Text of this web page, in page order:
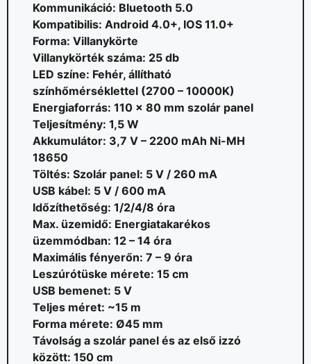
Kommunikáció: Bluetooth 5.0
Kompatibilis: Android 4.0+, IOS 11.0+
Forma: Villanykörte
Villanykörték száma: 25 db
LED színe: Fehér, állítható
színhőmérséklettel (2700 – 10000K)
Energiaforrás: 110 x 80 mm szolár panel
Teljesítmény: 1,5 W
Akkumulátor: 3,7 V – 2200 mAh Ni-MH
18650
Töltés: Szolár panel: 5 V / 260 mA
USB kábel: 5 V / 600 mA
Időzíthetőség: 1/2/4/8 óra
Max. üzemidő: Energiatakarékos
üzemmódban: 12 – 14 óra
Maximális fényerőn: 7 – 9 óra
Leszúrótüske mérete: 15 cm
USB bemenet: 5 V
Teljes méret: ~15 m
Forma mérete: Ø45 mm
Távolság a szolár panel és az első izzó
között: 150 cm